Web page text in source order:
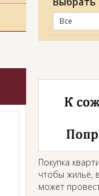
Все
Покупка
чтобы жильё,
может